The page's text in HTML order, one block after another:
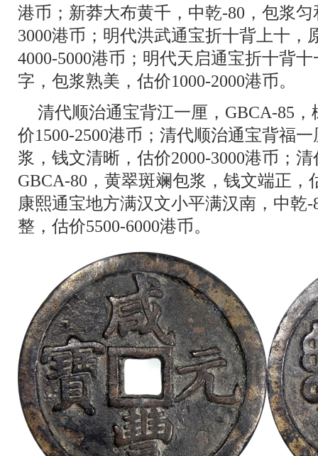
港币；新莽大布黄千，中乾-80，包浆
3000港币；明代洪武通宝折十背上十，
4000-5000港币；明代天启通宝折十背
字，包浆熟美，估价1000-2000港币。
清代顺治通宝背江一厘，GBCA-85
价1500-2500港币；清代顺治通宝背福
浆，钱文清晰，估价2000-3000港币；
GBCA-80，黄翠斑斓包浆，钱文端正，
康熙通宝地方满汉文小平满汉南，中乾
整，估价5500-6000港币。